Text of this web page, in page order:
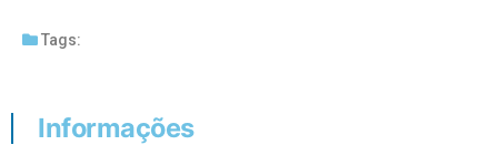
Tags:
Informações